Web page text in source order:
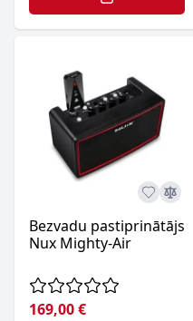
Bezvadu pastiprinātājs
Nux Mighty-Air
169,00 €